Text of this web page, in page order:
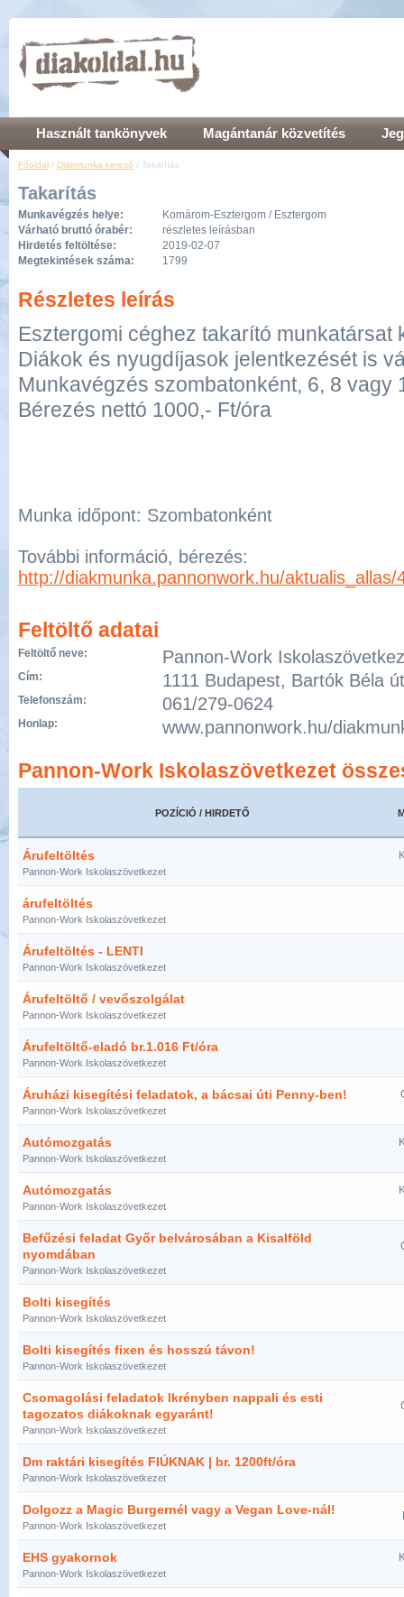
Használt tankönyvek Magántanár közvetítés
Főoldal / Diákmunka kereső / Takarítás
Takarítás
Munkavégzés helye:
Komárom-Esztergom / Esztergom
Várható bruttó órabér:
részletes leírásban
Hirdetés feltöltése:
2019-02-07
Megtekintések száma:
1799
Részletes leírás
Esztergomi céghez takarító munkatársat
Diákok és nyugdíjasok jelentkezését is
Munkavégzés szombatonként, 6, 8 vagy
Bérezés nettó 1000,- Ft/óra
Munka időpont: Szombatonként
További információ, bérezés:
http://diakmunka.pannonwork.hu/aktualis_allas/
Feltöltő adatai
Feltöltő neve: Pannon-Work
Cím: 1111 Budapest, Bartók Béla
Telefonszám: 061/279-0624
Honlap: www.pannonwork.hu/
Pannon-Work Iskolaszövetkezet
POZÍCIÓ / HIRDETŐ
Árufeltöltés
Pannon-Work Iskolaszövetkezet
árufeltöltés
Pannon-Work Iskolaszövetkezet
Árufeltöltés - LENTI
Pannon-Work Iskolaszövetkezet
Árufeltöltő / vevőszolgálat
Pannon-Work Iskolaszövetkezet
Árufeltöltő-eladó br.1.016 Ft/óra
Pannon-Work Iskolaszövetkezet
Áruházi kisegítési feladatok, a bácsai úti Penny-ben!
Pannon-Work Iskolaszövetkezet
Autómozgatás
Pannon-Work Iskolaszövetkezet
Autómozgatás
Pannon-Work Iskolaszövetkezet
Befűzési feladat Győr belvárosában a Kisalföld
nyomdában
Pannon-Work Iskolaszövetkezet
Bolti kisegítés
Pannon-Work Iskolaszövetkezet
Bolti kisegítés fixen és hosszú távon!
Pannon-Work Iskolaszövetkezet
Csomagolási feladatok Ikrényben nappali és esti
tagozatos diákoknak egyaránt!
Pannon-Work Iskolaszövetkezet
Dm raktári kisegítés FIÚKNAK | br. 1200ft/óra
Pannon-Work Iskolaszövetkezet
Dolgozz a Magic Burgernél vagy a Vegan Love-nál!
Pannon-Work Iskolaszövetkezet
EHS gyakornok
Pannon-Work Iskolaszövetkezet